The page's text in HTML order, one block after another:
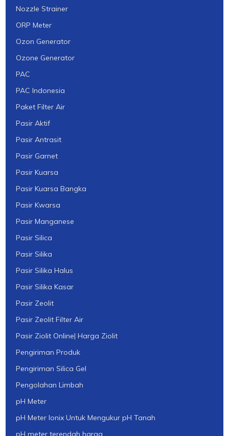
Nozzle Strainer
ORP Meter
Ozon Generator
Ozone Generator
PAC
PAC Indonesia
Paket Filter Air
Pasir Aktif
Pasir Antrasit
Pasir Garnet
Pasir Kuarsa
Pasir Kuarsa Bangka
Pasir Kwarsa
Pasir Manganese
Pasir Silica
Pasir Silika
Pasir Silika Halus
Pasir Silika Kasar
Pasir Zeolit
Pasir Zeolit Filter Air
Pasir Ziolit Online| Harga Ziolit
Pengiriman Produk
Pengiriman Silica Gel
Pengolahan Limbah
pH Meter
pH Meter Ionix Untuk Mengukur pH Tanah
pH meter terendah harga